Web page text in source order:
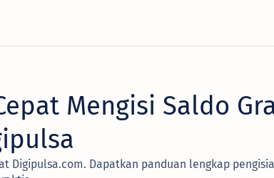
Mengisi Saldo
Digipulsa.com. Dapatkan panduan lengkap